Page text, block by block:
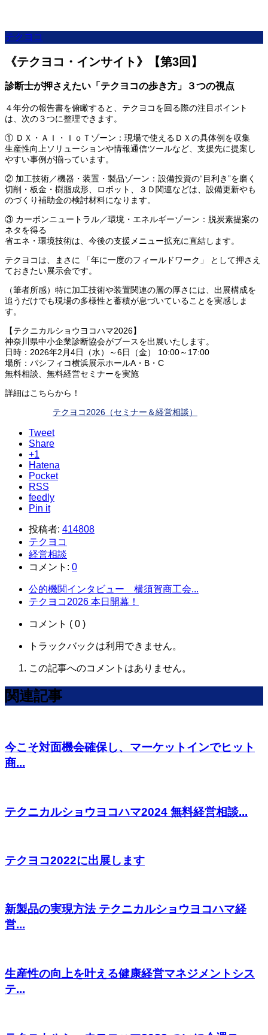
テクヨコ
《テクヨコ・インサイト》【第3回】
診断士が押さえたい「テクヨコの歩き方」３つの視点
４年分の報告書を俯瞰すると、テクヨコを回る際の注目ポイント
は、次の３つに整理できます。
① ＤＸ・ＡＩ・ＩｏＴゾーン：現場で使えるＤＸの具体例を収集
生産性向上ソリューションや情報通信ツールなど、支援先に提案し
やすい事例が揃っています。
② 加工技術／機器・装置・製品ゾーン：設備投資の“目利き”を磨く
切削・板金・樹脂成形、ロボット、３Ｄ関連などは、設備更新やも
のづくり補助金の検討材料になります。
③ カーボンニュートラル／環境・エネルギーゾーン：脱炭素提案の
ネタを得る
省エネ・環境技術は、今後の支援メニュー拡充に直結します。
テクヨコは、まさに 「年に一度のフィールドワーク」 として押さえ
ておきたい展示会です。
（筆者所感）特に加工技術や装置関連の層の厚さには、出展構成を
追うだけでも現場の多様性と蓄積が息づいていることを実感しま
す。
【テクニカルショウヨコハマ2026】
神奈川県中小企業診断協会がブースを出展いたします。
日時：2026年2月4日（水）～6日（金） 10:00～17:00
場所：パシフィコ横浜展示ホールA・B・C
無料相談、無料経営セミナーを実施
詳細はこちらから！
テクヨコ2026（セミナー＆経営相談）
Tweet
Share
+1
Hatena
Pocket
RSS
feedly
Pin it
投稿者: 414808
テクヨコ
経営相談
コメント: 0
公的機関インタビュー 横須賀商工会...
テクヨコ2026 本日開幕！
コメント ( 0 )
トラックバックは利用できません。
この記事へのコメントはありません。
関連記事
今こそ対面機会確保し、マーケットインでヒット
商...
テクニカルショウヨコハマ2024 無料経営相談...
テクヨコ2022に出展します
新製品の実現方法 テクニカルショウヨコハマ経
営...
生産性の向上を叶える健康経営マネジメントシス
テ...